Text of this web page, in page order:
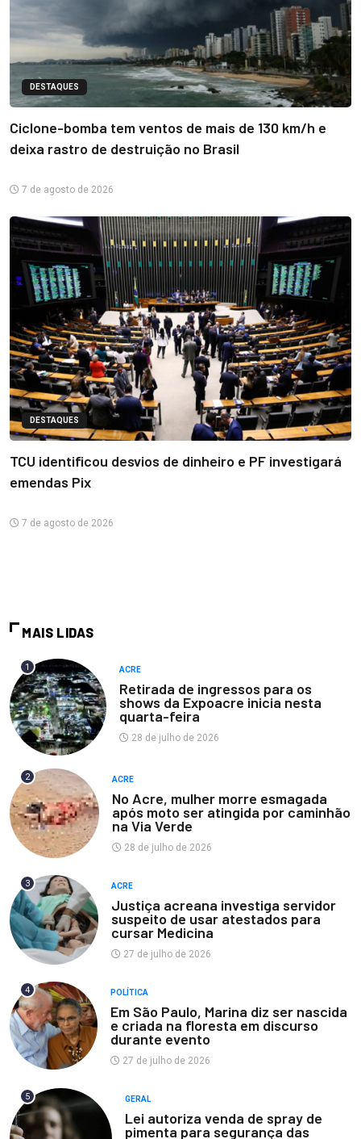
DESTAQUES
Ciclone-bomba tem ventos de mais de 130 km/h e
deixa rastro de destruição no Brasil
7 de agosto de 2026
DESTAQUES
TCU identificou desvios de dinheiro e PF investigará
emendas Pix
7 de agosto de 2026
MAIS LIDAS
1 ACRE
Retirada de ingressos para os
shows da Expoacre inicia nesta
quarta-feira
28 de julho de 2026
2 ACRE
No Acre, mulher morre esmagada
após moto ser atingida por caminhão
na Via Verde
28 de julho de 2026
3 ACRE
Justiça acreana investiga servidor
suspeito de usar atestados para
cursar Medicina
27 de julho de 2026
4 POLÍTICA
Em São Paulo, Marina diz ser nascida
e criada na floresta em discurso
durante evento
27 de julho de 2026
5 GERAL
Lei autoriza venda de spray de
pimenta para segurança das